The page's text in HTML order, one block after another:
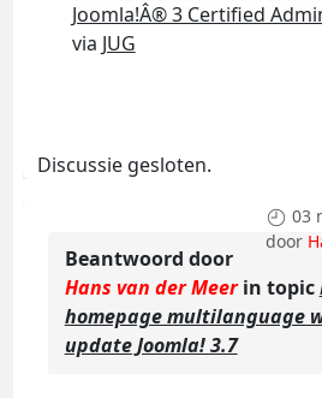
Joomla!Â® 3 Certified
via JUG
Discussie gesloten.
03
door
Beantwoord door
Hans van der Meerin topic
homepage multilanguage
update Joomla! 3.7